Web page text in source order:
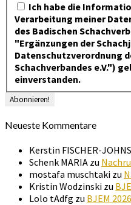
Ich habe die
Verarbeitung meiner
des Badischen
"Ergänzungen der
Datenschutzverordnung
Schachverbandes e.V.")
einverstanden.
Neueste Kommentare
Kerstin FISCHER-
Schenk MARIA zu
mostafa muschtaki zu
Kristin Wodzinski zu
Lolo tAdfg zu BJEM